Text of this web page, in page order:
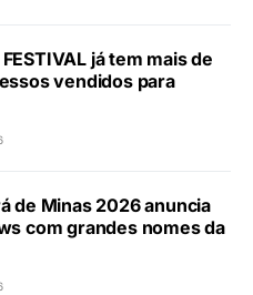
já tem mais de
vendidos para
de Minas 2026 anuncia
com grandes nomes da